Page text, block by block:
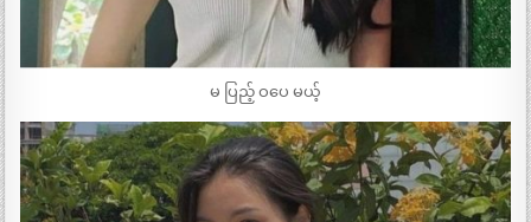
မ ပြည့် ဝပေ မယ့်